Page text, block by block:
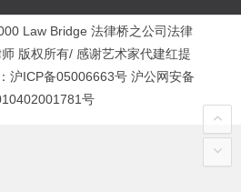
Law Bridge 法律桥之公司法律
版权所有/ 感谢艺术家代建红提
沪ICP备05006663号 沪公网安备
号